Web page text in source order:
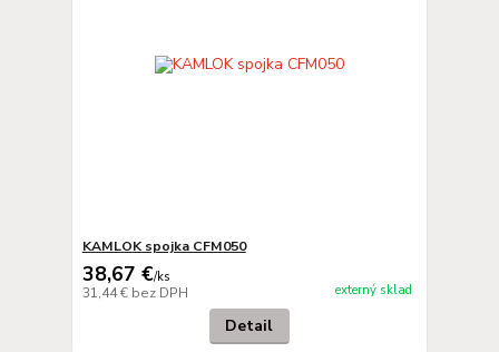
KAMLOK spojka CFM050
38,67 €/ks
31,44 € bez DPH externý sklad
Detail